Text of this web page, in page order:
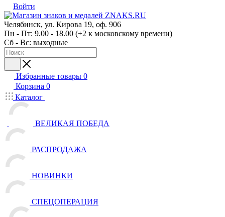
Войти
Челябинск, ул. Кирова 19, оф. 906
Пн - Пт: 9.00 - 18.00 (+2 к московскому времени)
Сб - Вс: выходные
Избранные товары 0
Корзина 0
Каталог
ВЕЛИКАЯ ПОБЕДА
РАСПРОДАЖА
НОВИНКИ
СПЕЦОПЕРАЦИЯ